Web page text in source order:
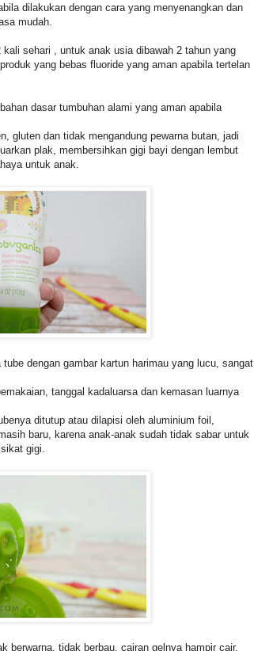
dilakukan dengan cara yang menyenangkan dan
mudah.
sehari , untuk anak usia dibawah 2 tahun yang
yang bebas fluoride yang aman apabila tertelan
dasar tumbuhan alami yang aman apabila
gluten dan tidak mengandung pewarna butan, jadi
plak, membersihkan gigi bayi dengan lembut
untuk anak.
dengan gambar kartun harimau yang lucu, sangat
tanggal kadaluarsa dan kemasan luarnya
ditutup atau dilapisi oleh aluminium foil,
baru, karena anak-anak sudah tidak sabar untuk
gigi.
berwarna, tidak berbau, cairan gelnya hampir cair,